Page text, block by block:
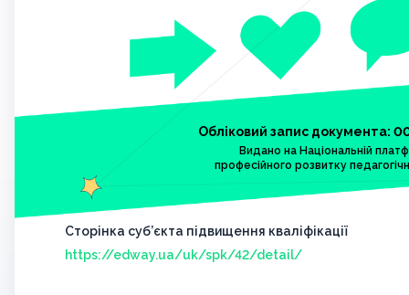
Обліковий запис документа:
Видано на Національній
професійного розвитку
Сторінка суб’єкта підвищення кваліфікації
https://edway.ua/uk/spk/42/detail/